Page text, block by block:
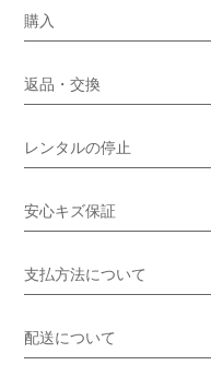
購入
返品・交換
レンタルの停止
安心キズ保証
支払方法について
配送について